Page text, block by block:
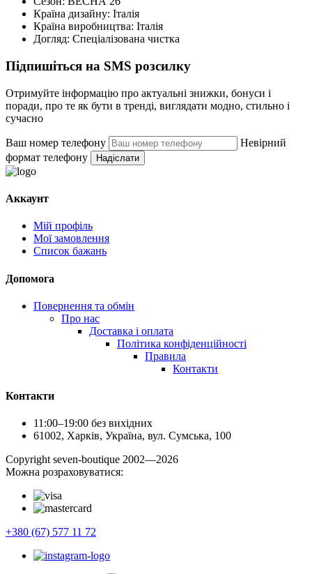
Країна дизайну: Італія
Країна виробництва: Італія
Догляд: Спеціалізована чистка
Підпишіться на SMS розсилку
Отримуйте інформацію про актуальні знижки, бонуси і
поради, про те як бути в тренді, виглядати модно, стильно і
сучасно
Ваш номер телефону
Невірний
формат телефону
Надіслати
Аккаунт
Мій профіль
Мої замовлення
Список бажань
Допомога
Повернення та обмін
Про нас
Доставка і оплата
Політика конфіденційності
Правила
Контакти
Контакти
11:00–19:00 без вихідних
61002, Харків, Україна, вул. Сумська, 100
Сopyright seven-boutique 2002—2026
Можна розраховуватися:
+380 (67) 577 11 72